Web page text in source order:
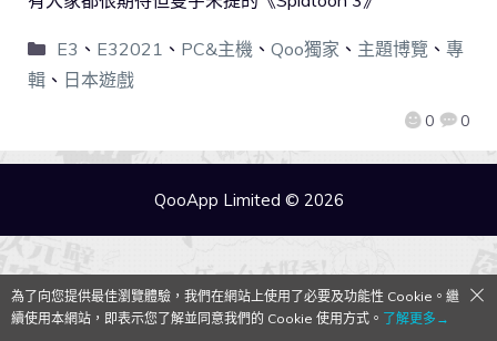
0 0
E3 、 E32021 、 PC&主機、 Qoo獨家 、 主題博覽 、 專
輯 、 日本遊戲
QooApp Limited © 2026
為了向您提供最佳瀏覽體驗，我們在網站上使用了必要及功能性 Cookie。繼
續使用本網站，即表示您了解並同意我們的 Cookie 使用方式。 了解更多→